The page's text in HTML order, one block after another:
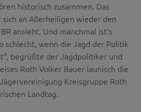
historisch zusammen. Das
an Allerheiligen wieder den
ansieht. Und manchmal ist’s
schlecht, wenn die Jagd der Politik
begrüßte der Jagdpolitiker und
Roth Volker Bauer launisch die
Kreisgruppe Roth
Landtag.